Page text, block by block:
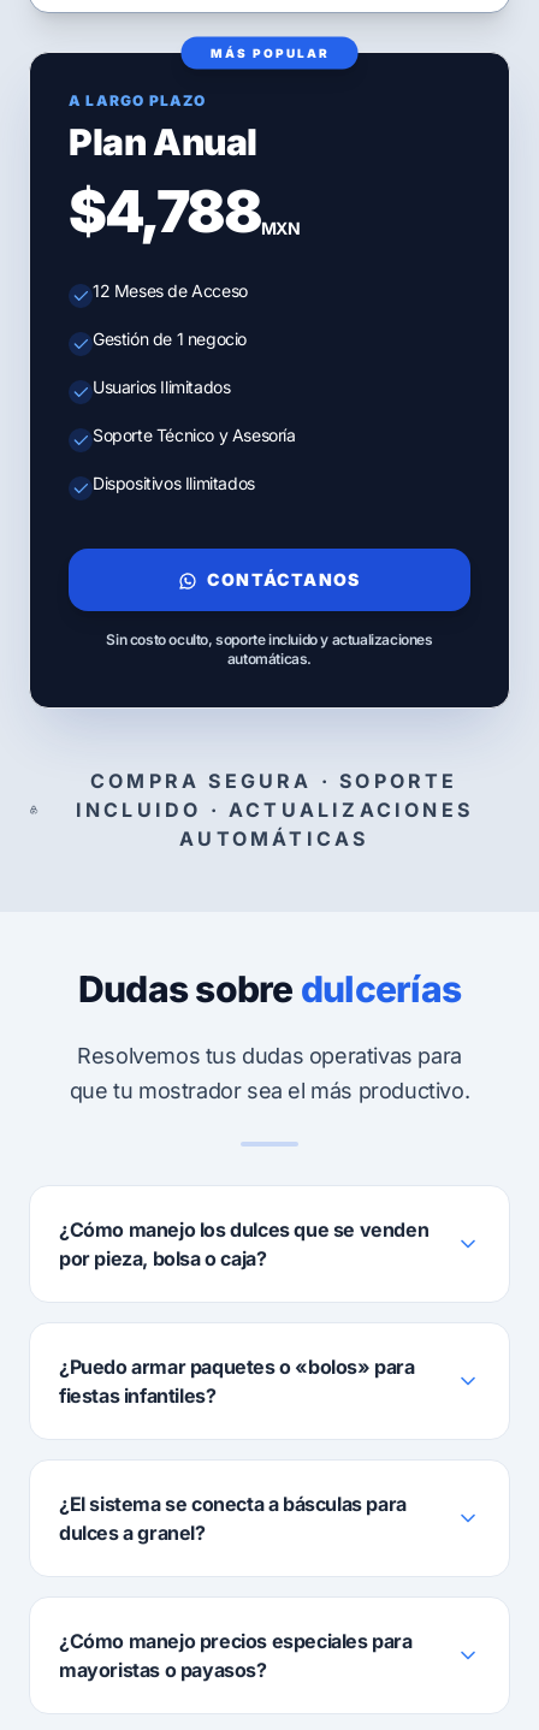
MÁS POPULAR
A LARGO PLAZO
Plan Anual
$4,788MXN
12 Meses de Acceso
Gestión de 1 negocio
Usuarios Ilimitados
Soporte Técnico y Asesoría
Dispositivos Ilimitados
CONTÁCTANOS
Sin costo oculto, soporte incluido y actualizaciones
automáticas.
COMPRA SEGURA · SOPORTE
INCLUIDO · ACTUALIZACIONES
AUTOMÁTICAS
Dudas sobre dulcerías
Resolvemos tus dudas operativas para
que tu mostrador sea el más productivo.
¿Cómo manejo los dulces que se venden
por pieza, bolsa o caja?
¿Puedo armar paquetes o «bolos» para
fiestas infantiles?
¿El sistema se conecta a básculas para
dulces a granel?
¿Cómo manejo precios especiales para
mayoristas o payasos?